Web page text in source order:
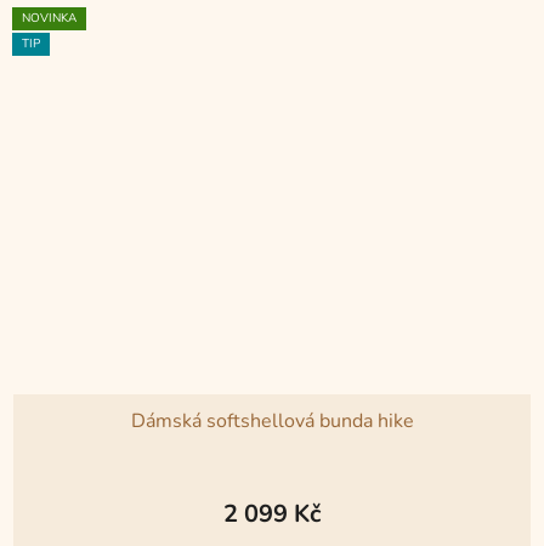
NOVINKA
TIP
Dámská softshellová bunda hike
2 099 Kč